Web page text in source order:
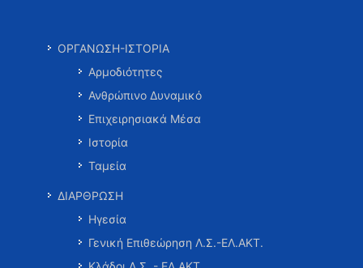
ΟΡΓΑΝΩΣΗ-ΙΣΤΟΡΙΑ
Αρμοδιότητες
Ανθρώπινο Δυναμικό
Επιχειρησιακά Μέσα
Ιστορία
Ταμεία
ΔΙΑΡΘΡΩΣΗ
Ηγεσία
Γενική Επιθεώρηση Λ.Σ.-ΕΛ.ΑΚΤ.